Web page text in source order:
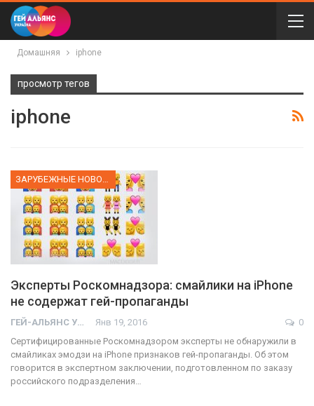
Домашняя iphone
просмотр тегов
iphone
Эксперты Роскомнадзора: смайлики на iPhone
не содержат гей-пропаганды
ГЕЙ-АЛЬЯНС УКРАИНА Янв 19, 2016
0
Сертифицированные Роскомнадзором эксперты не обнаружили в
смайликах эмодзи на iPhone признаков гей-пропаганды. Об этом
говорится в экспертном заключении, подготовленном по заказу
российского подразделения…